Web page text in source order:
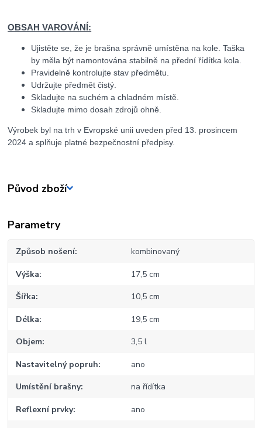
OBSAH VAROVÁNÍ:
Ujistěte se, že je brašna správně umístěna na kole. Taška
by měla být namontována stabilně na přední řídítka kola.
Pravidelně kontrolujte stav předmětu.
Udržujte předmět čistý.
Skladujte na suchém a chladném místě.
Skladujte mimo dosah zdrojů ohně.
Výrobek byl na trh v Evropské unii uveden před 13. prosincem
2024 a splňuje platné bezpečnostní předpisy.
Původ zboží
Parametry
Způsob nošení kombinovaný
Výška 17,5 cm
Šířka 10,5 cm
Délka 19,5 cm
Objem 3,5 l
Nastavitelný popruh ano
Umístění brašny na řídítka
Reflexní prvky ano